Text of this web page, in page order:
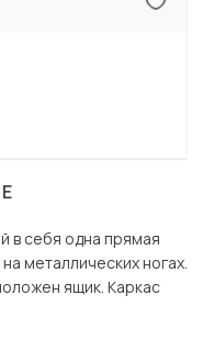
в себя одна прямая
металлических ногах.
ящик. Каркас